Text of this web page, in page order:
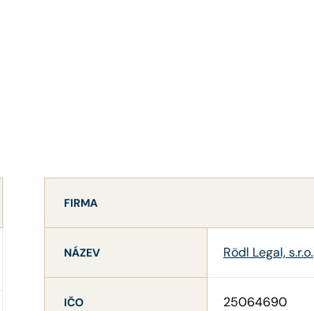
FIRMA
NÁZEV Rödl Legal, s.r.o.
IČO 25064690